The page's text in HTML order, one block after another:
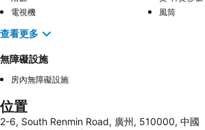
電視機
風筒
查看更多
無障礙設施
房內無障礙設施
位置
2-6, South Renmin Road, 廣州, 510000, 中國